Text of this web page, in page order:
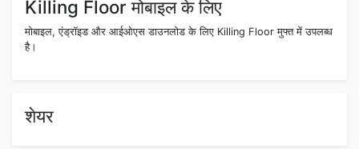
Killing Floor मोबाइल के लिए
मोबाइल, एंड्रॉइड और आईओएस डाउनलोड के लिए Killing Floor मुफ्त में उपलब्ध
है।
शेयर